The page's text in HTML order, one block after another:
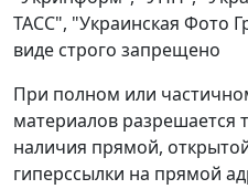
ТАСС", "Украинская Фото
виде строго запрещено
При полном или
материалов разрешается
наличия прямой,
гиперссылки на прямой